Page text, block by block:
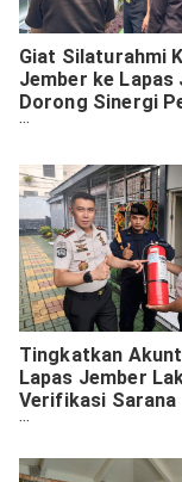
Giat Silaturahmi
Jember ke Lapas
Dorong Sinergi
Hukum
Tingkatkan
Lapas Jember
Verifikasi Sarana
Keamanan